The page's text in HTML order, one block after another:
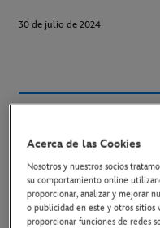
30 de julio de 2024
detrás los momentos
los 90 en compañía
Enninful, Tonne
Acerca de las Cookies
Nosotros y nuestros socios
su comportamiento online
proporcionar, analizar y mejorar
o publicidad en este y otros sitios
proporcionar funciones de redes